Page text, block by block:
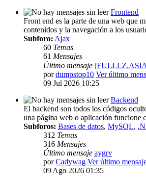
Frontend
Front end es la parte de una web que
contenidos y la navegación a los
Subforo: Ajax
60 Temas
61 Mensajes
Último mensaje
pordumpstop10 Ver último
09 Jul 2026 10:25
Backend
El backend son todos los códigos
una página web o aplicación funcione
Subforos: Bases de datos, MySQL,
312 Temas
316 Mensajes
Último mensaje aygrv
porCadywag Ver último
09 Ago 2026 01:35